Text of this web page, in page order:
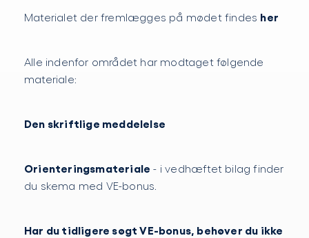
Materialet der fremlægges på mødet findes her
Alle indenfor området har modtaget følgende
materiale:
Den skriftlige meddelelse
Orienteringsmateriale - i vedhæftet bilag finder
du skema med VE-bonus.
Har du tidligere søgt VE-bonus, behøver du ikke